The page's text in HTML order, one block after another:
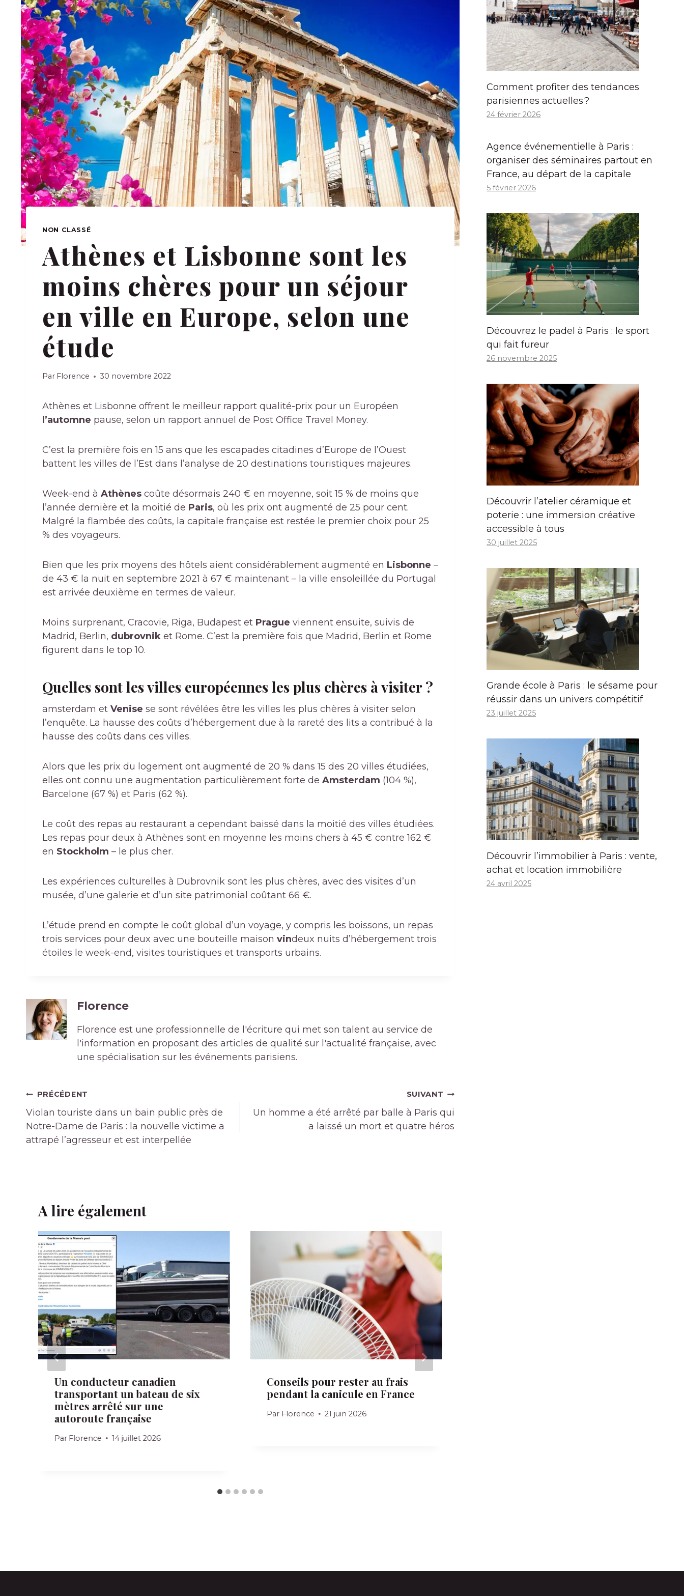
NON CLASSÉ
Athènes et Lisbonne sont les
moins chères pour un séjour
en ville en Europe, selon une
étude
Par Florence 30 novembre 2022
Athènes et Lisbonne offrent le meilleur rapport qualité-prix pour un Européen
l’automne pause, selon un rapport annuel de Post Office Travel Money.
C’est la première fois en 15 ans que les escapades citadines d’Europe de l’Ouest
battent les villes de l’Est dans l’analyse de 20 destinations touristiques majeures.
Week-end à Athènes coûte désormais 240 € en moyenne, soit 15 % de moins que
l’année dernière et la moitié de Paris, où les prix ont augmenté de 25 pour cent.
Malgré la flambée des coûts, la capitale française est restée le premier choix pour 25
% des voyageurs.
Bien que les prix moyens des hôtels aient considérablement augmenté en Lisbonne –
de 43 € la nuit en septembre 2021 à 67 € maintenant – la ville ensoleillée du Portugal
est arrivée deuxième en termes de valeur.
Moins surprenant, Cracovie, Riga, Budapest et Prague viennent ensuite, suivis de
Madrid, Berlin, dubrovnik et Rome. C’est la première fois que Madrid, Berlin et Rome
figurent dans le top 10.
Quelles sont les villes européennes les plus chères à visiter ?
amsterdam et Venise se sont révélées être les villes les plus chères à visiter selon
l’enquête. La hausse des coûts d’hébergement due à la rareté des lits a contribué à la
hausse des coûts dans ces villes.
Alors que les prix du logement ont augmenté de 20 % dans 15 des 20 villes étudiées,
elles ont connu une augmentation particulièrement forte de Amsterdam (104 %),
Barcelone (67 %) et Paris (62 %).
Le coût des repas au restaurant a cependant baissé dans la moitié des villes étudiées.
Les repas pour deux à Athènes sont en moyenne les moins chers à 45 € contre 162 €
en Stockholm – le plus cher.
Les expériences culturelles à Dubrovnik sont les plus chères, avec des visites d’un
musée, d’une galerie et d’un site patrimonial coûtant 66 €.
L’étude prend en compte le coût global d’un voyage, y compris les boissons, un repas
trois services pour deux avec une bouteille maison vindeux nuits d’hébergement trois
étoiles le week-end, visites touristiques et transports urbains.
Florence
Florence est une professionnelle de l'écriture qui met son talent au service de
l'information en proposant des articles de qualité sur l'actualité française, avec
une spécialisation sur les événements parisiens.
Navigation
de
l’article
PRÉCÉDENT
Violan touriste dans un bain public près de
Notre-Dame de Paris : la nouvelle victime a
attrapé l’agresseur et est interpellée
SUIVANT
Un homme a été arrêté par balle à Paris qui
a laissé un mort et quatre héros
A lire également
Un conducteur canadien
transportant un bateau de six
mètres arrêté sur une
autoroute française
Par Florence 14 juillet 2026
Conseils pour rester au frais
pendant la canicule en France
Par Florence 21 juin 2026
Comment profiter des tendances
parisiennes actuelles ?
24 février 2026
Agence événementielle à Paris :
organiser des séminaires partout en
France, au départ de la capitale
5 février 2026
Découvrez le padel à Paris : le sport
qui fait fureur
26 novembre 2025
Découvrir l’atelier céramique et
poterie : une immersion créative
accessible à tous
30 juillet 2025
Grande école à Paris : le sésame pour
réussir dans un univers compétitif
23 juillet 2025
Découvrir l’immobilier à Paris : vente,
achat et location immobilière
24 avril 2025